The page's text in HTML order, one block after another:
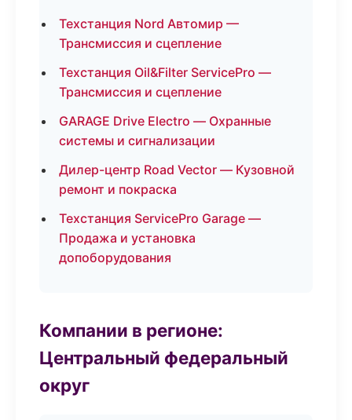
Техстанция Nord Автомир —
Трансмиссия и сцепление
Техстанция Oil&Filter ServicePro —
Трансмиссия и сцепление
GARAGE Drive Electro — Охранные
системы и сигнализации
Дилер-центр Road Vector — Кузовной
ремонт и покраска
Техстанция ServicePro Garage —
Продажа и установка
допоборудования
Компании в регионе:
Центральный федеральный
округ